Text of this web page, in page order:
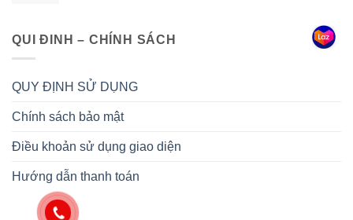
QUI ĐINH – CHÍNH SÁCH
QUY ĐỊNH SỬ DỤNG
Chính sách bảo mật
Điều khoản sử dụng giao diện
Hướng dẫn thanh toán